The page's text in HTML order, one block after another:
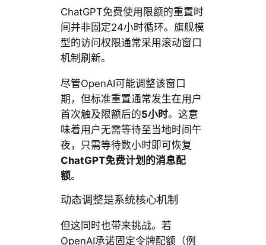
ChatGPT免费使用限额的重置时
间并非固定24小时循环。旗舰模
型的访问权限通常采用滚动窗口
机制刷新。
尽管OpenAI可能调整该窗口
期，但标准重置通常发生在用户
首次触及限额后的5小时。这意
味着用户无需等待至当地时间午
夜，只需等待数小时即可恢复
ChatGPT免费计划的消息配
额。
动态调整是系统核心机制
但这同时也带来挑战。若
OpenAI承诺固定令牌配额（例